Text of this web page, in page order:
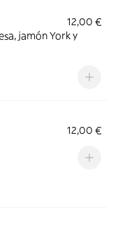
12,00 €
jamón York y
12,00 €